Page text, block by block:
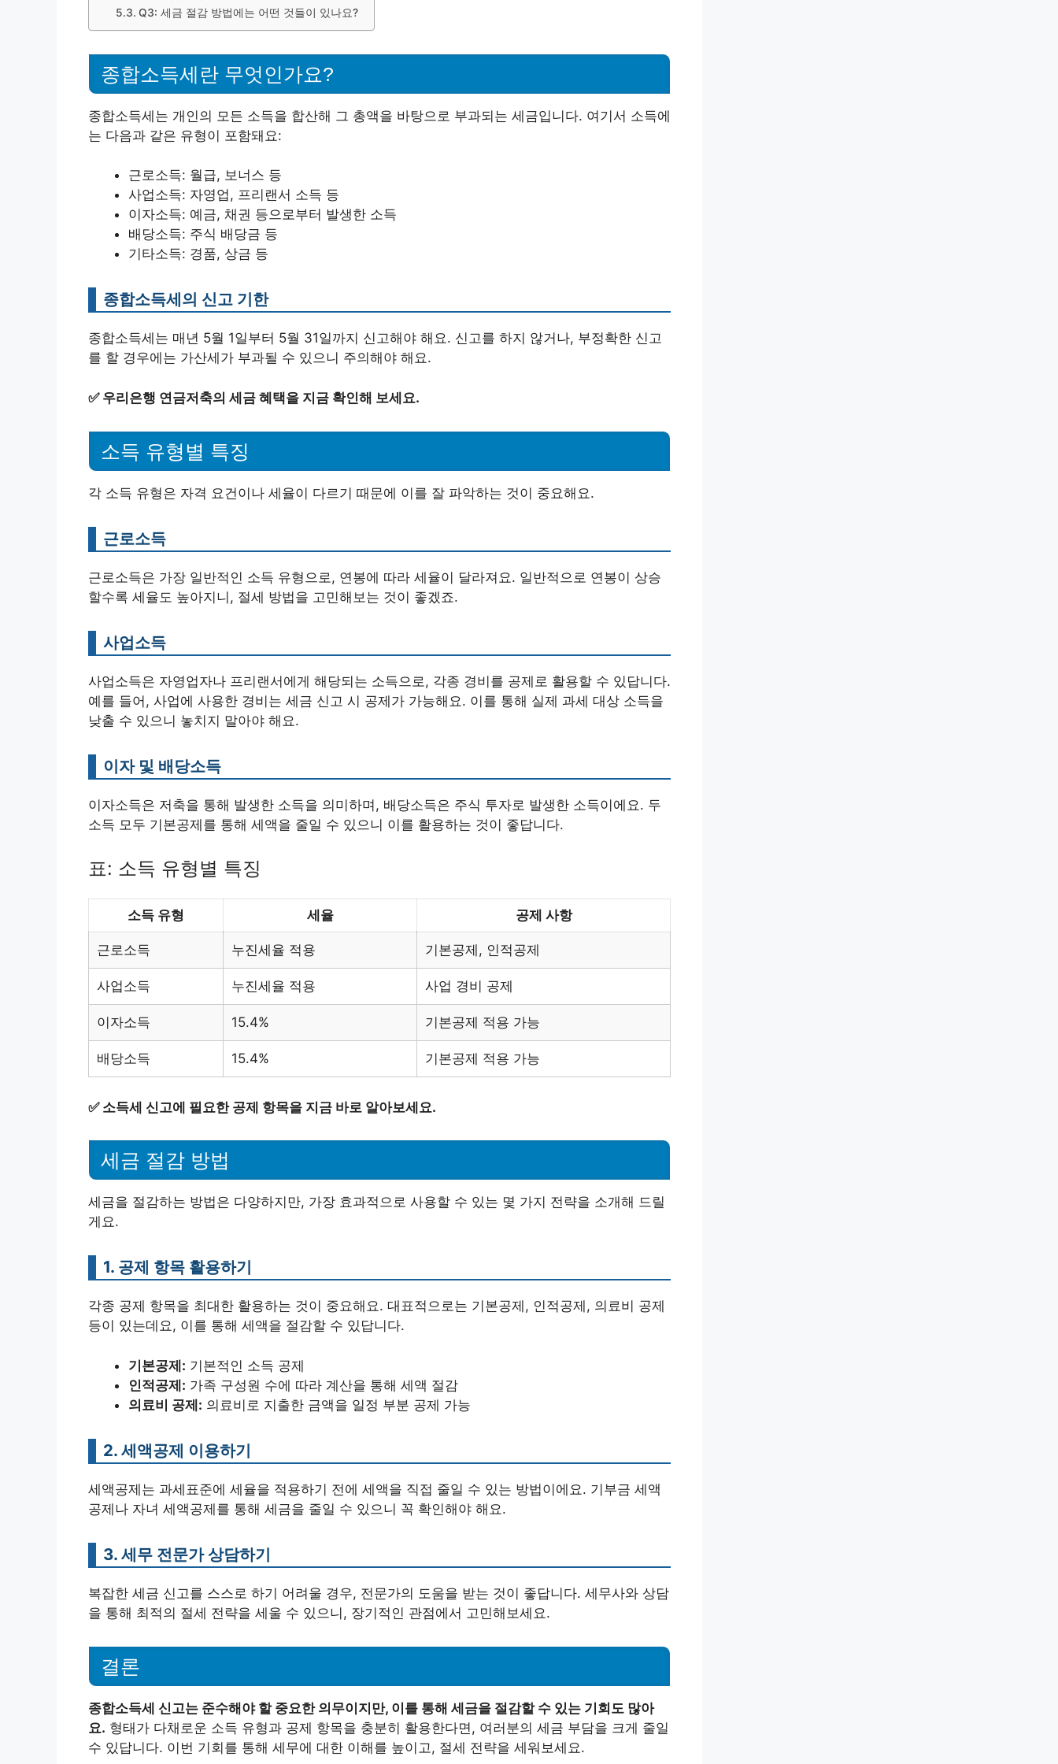
Q3: 세금 절감 방법에는 어떤 것들이 있나요?
종합소득세란 무엇인가요?
종합소득세는 개인의 모든 소득을 합산해 그 총액을 바탕으로 부과되는 세금입니다. 여기서 소득에
는 다음과 같은 유형이 포함돼요:
근로소득: 월급, 보너스 등
사업소득: 자영업, 프리랜서 소득 등
이자소득: 예금, 채권 등으로부터 발생한 소득
배당소득: 주식 배당금 등
기타소득: 경품, 상금 등
종합소득세의 신고 기한
종합소득세는 매년 5월 1일부터 5월 31일까지 신고해야 해요. 신고를 하지 않거나, 부정확한 신고
를 할 경우에는 가산세가 부과될 수 있으니 주의해야 해요.
✅ 우리은행 연금저축의 세금 혜택을 지금 확인해 보세요.
소득 유형별 특징
각 소득 유형은 자격 요건이나 세율이 다르기 때문에 이를 잘 파악하는 것이 중요해요.
근로소득
근로소득은 가장 일반적인 소득 유형으로, 연봉에 따라 세율이 달라져요. 일반적으로 연봉이 상승
할수록 세율도 높아지니, 절세 방법을 고민해보는 것이 좋겠죠.
사업소득
사업소득은 자영업자나 프리랜서에게 해당되는 소득으로, 각종 경비를 공제로 활용할 수 있답니다.
예를 들어, 사업에 사용한 경비는 세금 신고 시 공제가 가능해요. 이를 통해 실제 과세 대상 소득을
낮출 수 있으니 놓치지 말아야 해요.
이자 및 배당소득
이자소득은 저축을 통해 발생한 소득을 의미하며, 배당소득은 주식 투자로 발생한 소득이에요. 두
소득 모두 기본공제를 통해 세액을 줄일 수 있으니 이를 활용하는 것이 좋답니다.
표: 소득 유형별 특징
소득 유형 세율 공제 사항
근로소득 누진세율 적용 기본공제, 인적공제
사업소득 누진세율 적용 사업 경비 공제
이자소득 15.4% 기본공제 적용 가능
배당소득 15.4% 기본공제 적용 가능
✅ 소득세 신고에 필요한 공제 항목을 지금 바로 알아보세요.
세금 절감 방법
세금을 절감하는 방법은 다양하지만, 가장 효과적으로 사용할 수 있는 몇 가지 전략을 소개해 드릴
게요.
1. 공제 항목 활용하기
각종 공제 항목을 최대한 활용하는 것이 중요해요. 대표적으로는 기본공제, 인적공제, 의료비 공제
등이 있는데요, 이를 통해 세액을 절감할 수 있답니다.
기본공제: 기본적인 소득 공제
인적공제: 가족 구성원 수에 따라 계산을 통해 세액 절감
의료비 공제: 의료비로 지출한 금액을 일정 부분 공제 가능
2. 세액공제 이용하기
세액공제는 과세표준에 세율을 적용하기 전에 세액을 직접 줄일 수 있는 방법이에요. 기부금 세액
공제나 자녀 세액공제를 통해 세금을 줄일 수 있으니 꼭 확인해야 해요.
3. 세무 전문가 상담하기
복잡한 세금 신고를 스스로 하기 어려울 경우, 전문가의 도움을 받는 것이 좋답니다. 세무사와 상담
을 통해 최적의 절세 전략을 세울 수 있으니, 장기적인 관점에서 고민해보세요.
결론
종합소득세 신고는 준수해야 할 중요한 의무이지만, 이를 통해 세금을 절감할 수 있는 기회도 많아
요. 형태가 다채로운 소득 유형과 공제 항목을 충분히 활용한다면, 여러분의 세금 부담을 크게 줄일
수 있답니다. 이번 기회를 통해 세무에 대한 이해를 높이고, 절세 전략을 세워보세요.